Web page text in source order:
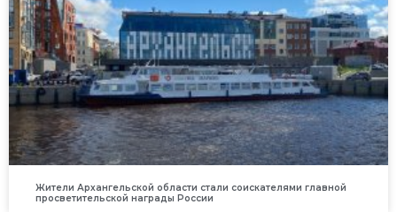
Жители Архангельской области стали соискателями главной
просветительской награды России